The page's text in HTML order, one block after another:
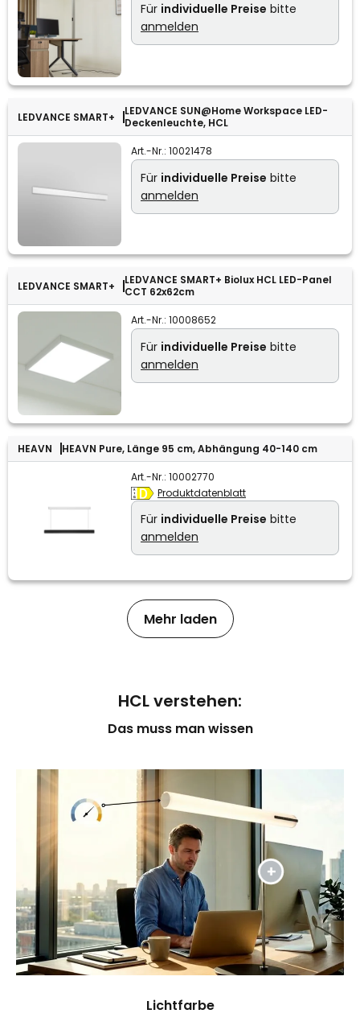
Für individuelle Preise bitte
anmelden
LEDVANCE SMART+
LEDVANCE SUN@Home Workspace LED-
Deckenleuchte, HCL
Art.-Nr.: 10021478
Für individuelle Preise bitte
anmelden
LEDVANCE SMART+
LEDVANCE SMART+ Biolux HCL LED-Panel
CCT 62x62cm
Art.-Nr.: 10008652
Für individuelle Preise bitte
anmelden
HEAVN HEAVN Pure, Länge 95 cm, Abhängung 40-140 cm
Art.-Nr.: 10002770
Produktdatenblatt
Für individuelle Preise bitte
anmelden
Mehr laden
HCL verstehen:
Das muss man wissen
Lichtfarbe